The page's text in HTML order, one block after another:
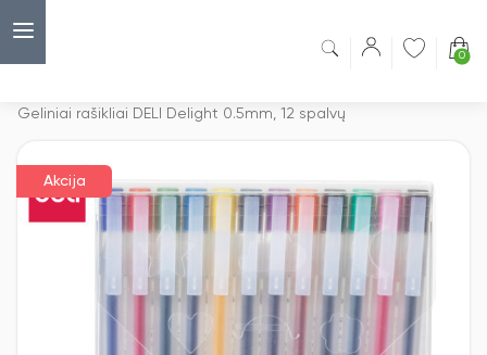
0
Geliniai rašikliai DELI Delight 0.5mm, 12 spalvų
Akcija